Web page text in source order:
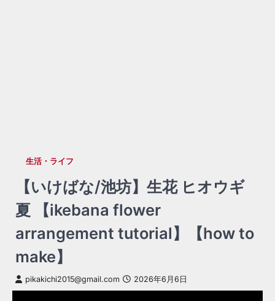
生活・ライフ
【いけばな/池坊】生花 ヒオウギ
夏 【ikebana flower
arrangement tutorial】【how to
make】
pikakichi2015@gmail.com 2026年6月6日